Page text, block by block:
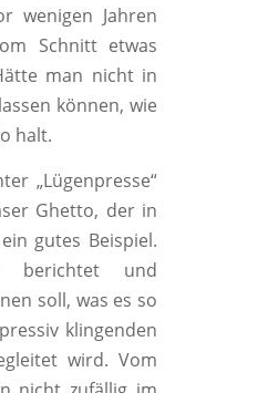
wenigen Jahren
Schnitt etwas
man nicht in
können, wie
halt.
„Lügenpresse“
Ghetto, der in
gutes Beispiel.
berichtet und
soll, was es so
klingenden
wird. Vom